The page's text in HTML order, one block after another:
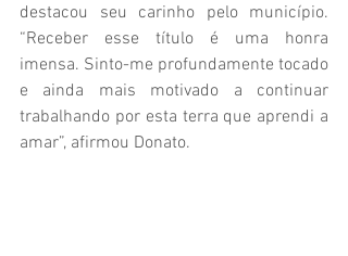
destacou seu carinho pelo município.
“Receber esse título é uma honra
imensa. Sinto-me profundamente tocado
e ainda mais motivado a continuar
trabalhando por esta terra que aprendi a
amar”, afirmou Donato.